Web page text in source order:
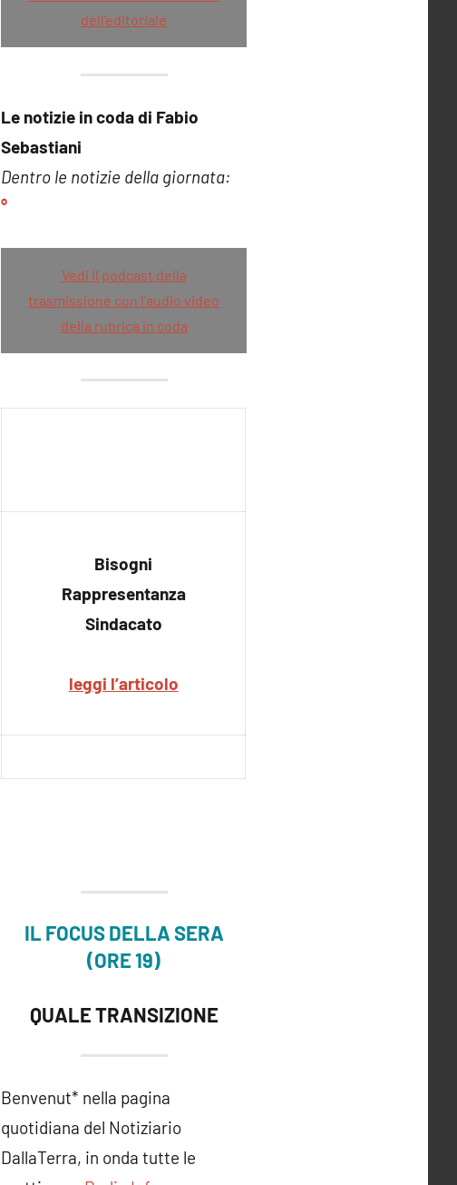
dell’editoriale
Le notizie in coda di Fabio
Sebastiani
Dentro le notizie della giornata:
°
Vedi il podcast della
trasmissione con l’audio video
della rubrica in coda
Bisogni
Rappresentanza
Sindacato
leggi l’articolo
IL FOCUS DELLA SERA
(ORE 19)
QUALE TRANSIZIONE
Benvenut* nella pagina
quotidiana del Notiziario
DallaTerra, in onda tutte le